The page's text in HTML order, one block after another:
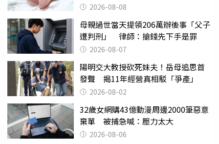
2026-08-08
母親過世當天提領206萬辦後事「父子
遭判刑」 律師：搶錢先下手是罪
2026-08-07
陽明交大教授砍死妹夫！岳母追思首
發聲 揭11年經營真相駁「爭產」
2026-08-02
32歲女網購43億動漫周邊2000筆惡意
棄單 被捕急喊：壓力太大
2026-08-06